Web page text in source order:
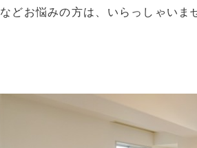
などお悩みの方は、いらっしゃいま